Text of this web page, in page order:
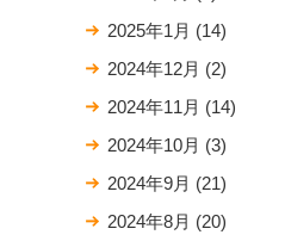
2025年1月 (14)
2024年12月 (2)
2024年11月 (14)
2024年10月 (3)
2024年9月 (21)
2024年8月 (20)